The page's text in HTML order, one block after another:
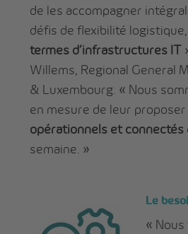
de les accompagner
défis de flexibilité logistique,
termes d’infrastructures IT
Willems, Regional General
& Luxembourg. « Nous
en mesure de leur proposer
opérationnels et connectés
semaine. »
Le
« Nous